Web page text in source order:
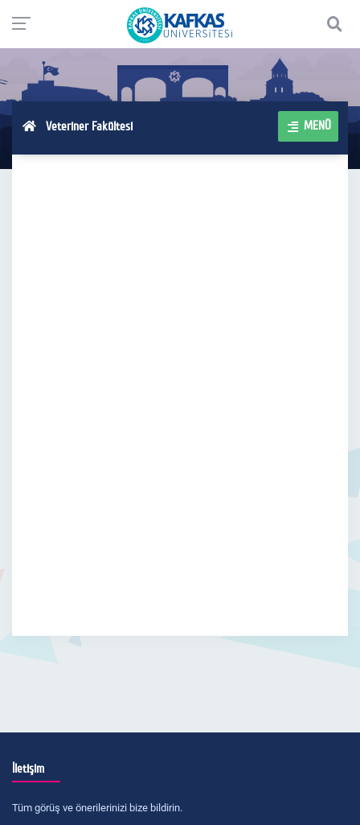
Veteriner Fakültesi MENÜ
İletişim
Tüm görüş ve önerilerinizi bize bildirin.